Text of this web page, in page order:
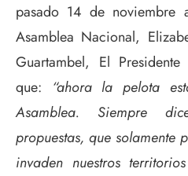
pasado 14 de noviembre
Asamblea Nacional,
Guartambel, El
que: “ahora la pelota
Asamblea. Siempre
propuestas, que solamente
invaden nuestros